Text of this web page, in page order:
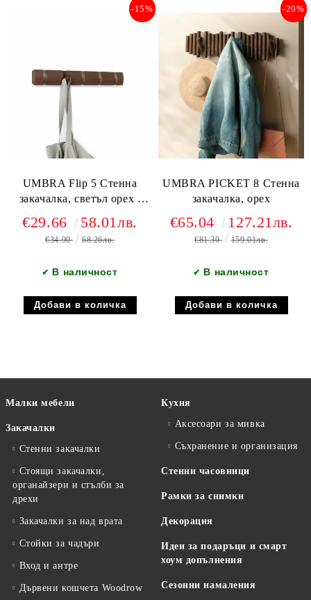
UMBRA Flip 5 Стенна
закачалка, светъл орех /
-15%
€29.66 58.01лв.
€34.90 68.26лв.
✔ В наличност
UMBRA PICKET 8 Стенна
закачалка, орех
-20%
€65.04 127.21лв.
€81.30 159.01лв.
✔ В наличност
Малки мебели
Закачалки
Стенни закачалки
Стоящи закачалки,
органайзери и стълби за
дрехи
Закачалки за над врата
Стойки за чадъри
Вход и антре
Дървени кошчета Woodrow
Кухня
Аксесоари за мивка
Съхранение и организация
Стенни часовници
Рамки за снимки
Декорация
Идеи за подаръци и смарт
хоум допълнения
Сезонни намаления